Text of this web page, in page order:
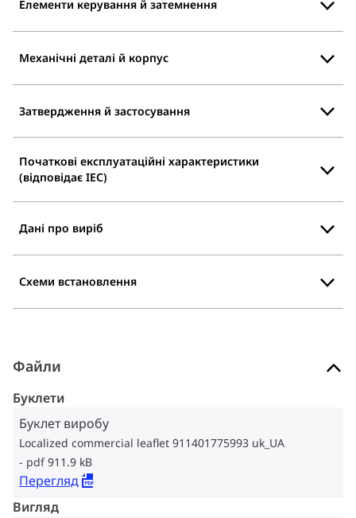
Елементи керування й затемнення
Механічні деталі й корпус
Затвердження й застосування
Початкові експлуатаційні характеристики
(відповідає IEC)
Дані про виріб
Схеми встановлення
Файли
Буклети
Буклет виробу
Localized commercial leaflet 911401775993 uk_UA
pdf 911.9 kB
Перегляд
Вигляд